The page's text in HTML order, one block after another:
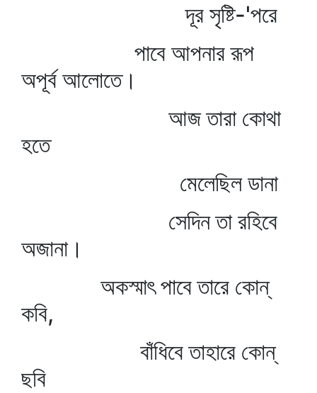
দূর সৃষ্টি-'পরে
পাবে আপনার রূপ
অপূর্ব আলোতে।
আজ তারা কোথা
হতে
মেলেছিল ডানা
সেদিন তা রহিবে
অজানা।
অকস্মাৎ পাবে তারে কোন্‌
কবি,
বাঁধিবে তাহারে কোন্‌
ছবি